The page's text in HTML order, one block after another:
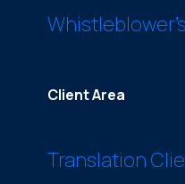
Client Area
Translation